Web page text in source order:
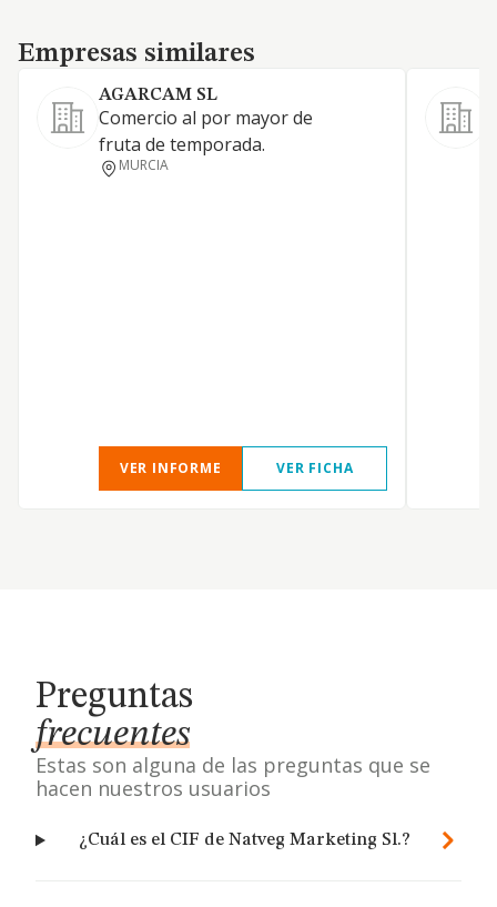
Empresas similares
Empresas similares
AGARCAM SL
Comercio al por mayor de
fruta de temporada.
MURCIA
VER INFORME VER FICHA
Preguntas
frecuentes
Estas son alguna de las preguntas que se
hacen nuestros usuarios
¿Cuál es el CIF de Natveg Marketing Sl.?